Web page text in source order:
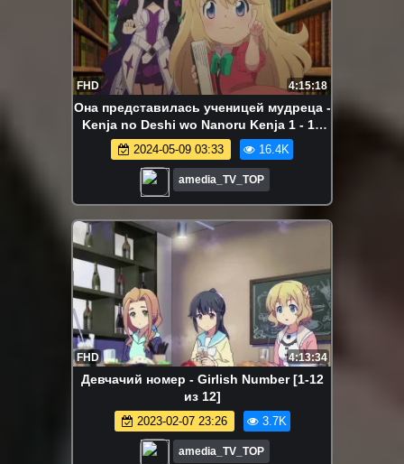
FHD 4:15:18
Она представилась ученицей мудреца -
Kenja no Deshi wo Nanoru Kenja 1 - 12
Серия
2024-05-09 03:33 16.4K
amedia_TV_TOP
FHD 4:13:34
Девчачий номер - Girlish Number [1-12
из 12]
2023-02-07 23:26 3.7K
amedia_TV_TOP